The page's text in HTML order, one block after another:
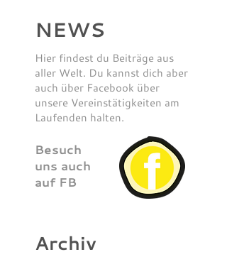
NEWS
Hier findest du Beiträge aus
aller Welt. Du kannst dich aber
auch über Facebook über
unsere Vereinstätigkeiten am
Laufenden halten.
Besuch
uns auch
auf FB
Archiv